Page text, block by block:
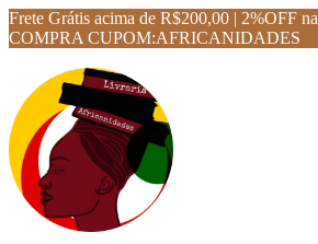
Frete Grátis acima de R$200,00 | 2%OFF
COMPRA CUPOM:AFRICANIDADES